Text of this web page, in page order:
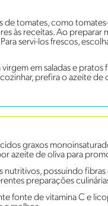
de tomates, como
às receitas. Ao preparar
servi-los frescos,
em saladas e pratos
prefira o azeite
graxos
azeite de oliva para
nutritivos, possuindo
preparações
fonte de vitamina C e